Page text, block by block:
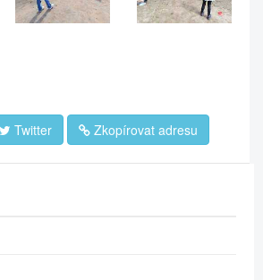
Twitter Zkopírovat adresu